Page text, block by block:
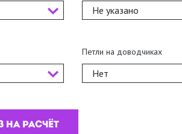
Не указано
Петли на доводчиках
Нет